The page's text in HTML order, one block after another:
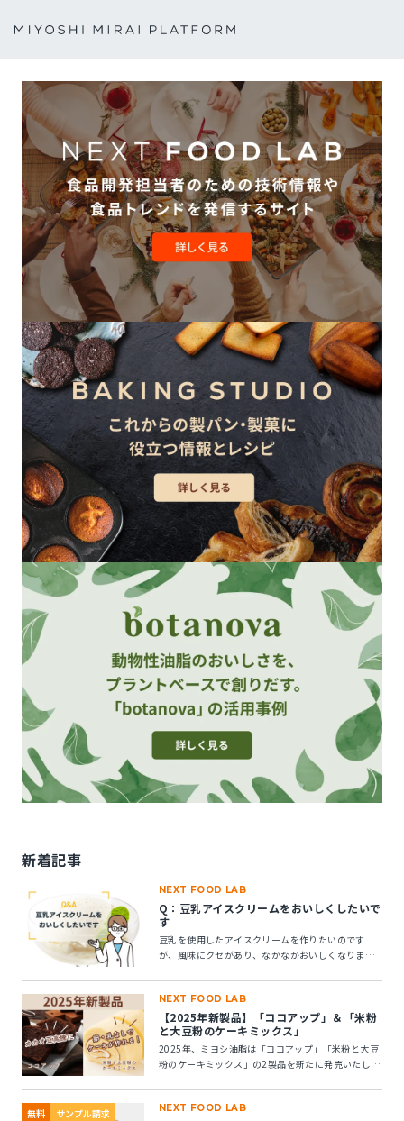
新着記事
NEXT FOOD LAB
Q：豆乳アイスクリームをおいしくしたいで
す
豆乳を使用したアイスクリームを作りたいのです
が、風味にクセがあり、なかなかおいしくなりませ
NEXT FOOD LAB
【2025年新製品】「ココアップ」＆「米粉
と大豆粉のケーキミックス」
2025年、ミヨシ油脂は「ココアップ」「米粉と大豆
粉のケーキミックス」の2製品を新たに発売いたしま
無料 サンプル請求 NEXT FOOD LAB